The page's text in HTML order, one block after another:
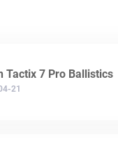
7 Pro Ballistics
21